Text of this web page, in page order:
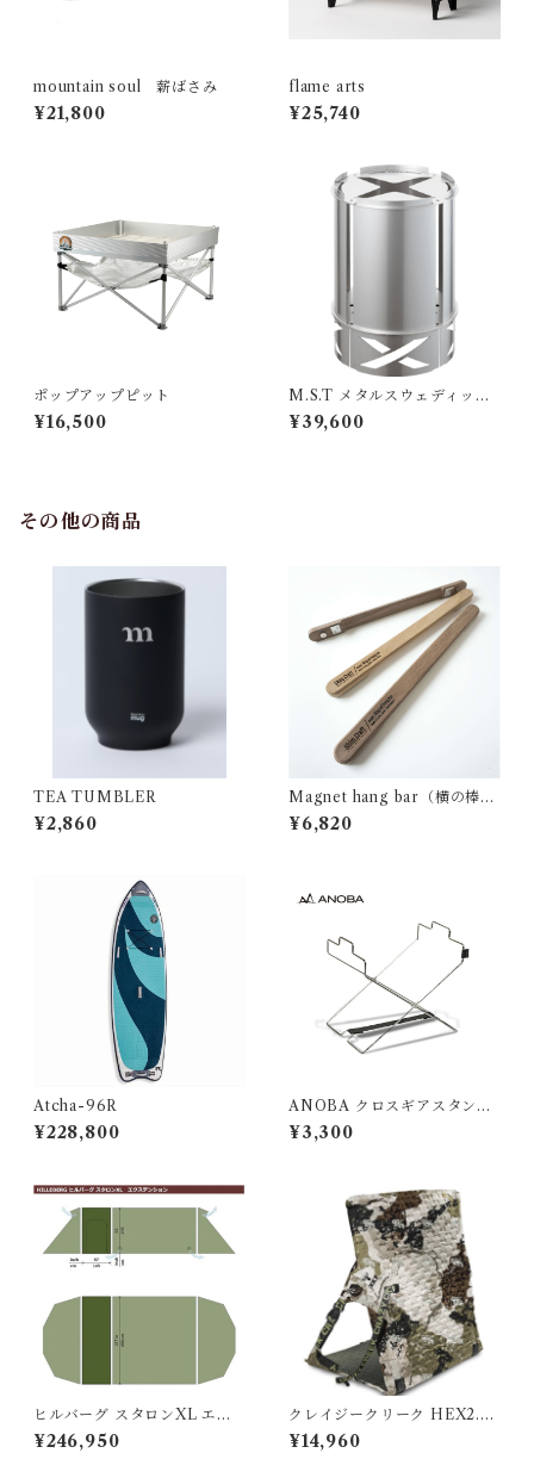
mountain soul 薪ばさみ
¥21,800
flame arts
¥25,740
ポップアップピット
¥16,500
M.S.T メタルスウェディッシ
ュトーチ
¥39,600
その他の商品
TEA TUMBLER
¥2,860
Magnet hang bar（横の棒）
SC25 ウォルナット
¥6,820
Atcha-96R
¥228,800
ANOBA クロスギアスタンド
SUS Ver.
¥3,300
ヒルバーグ スタロンXL エク
ステンション タクティカ
ル ポールセット
¥246,950
クレイジークリーク HEX2.0
ロングバックチェア スペシ
ャルエディションカモ
¥14,960